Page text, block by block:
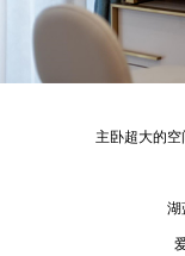
主卧超大的
湖